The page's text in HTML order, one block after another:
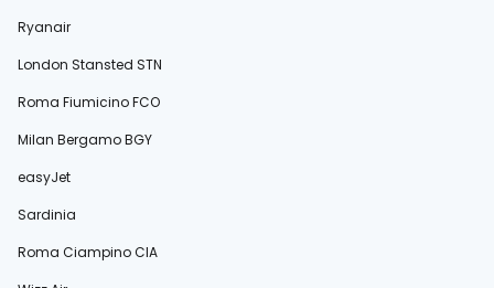
Ryanair
London Stansted STN
Roma Fiumicino FCO
Milan Bergamo BGY
easyJet
Sardinia
Roma Ciampino CIA